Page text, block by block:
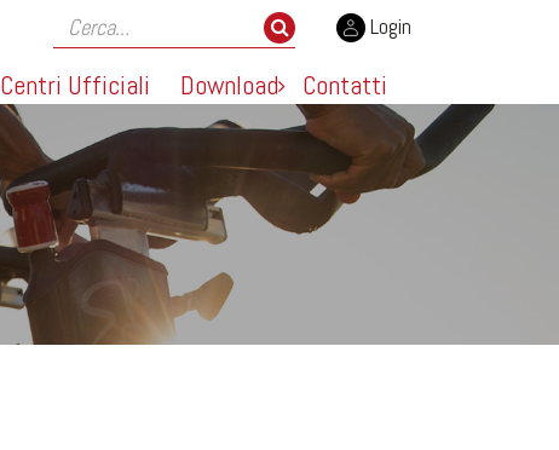
Login
Centri Ufficiali Download Contatti